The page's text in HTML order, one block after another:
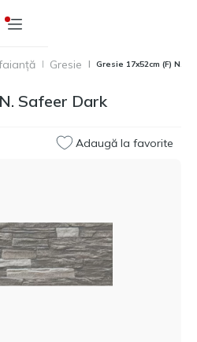
Gresie Gresie 17x52cm (F) N.
Safeer Dark
Adaugă la favorite